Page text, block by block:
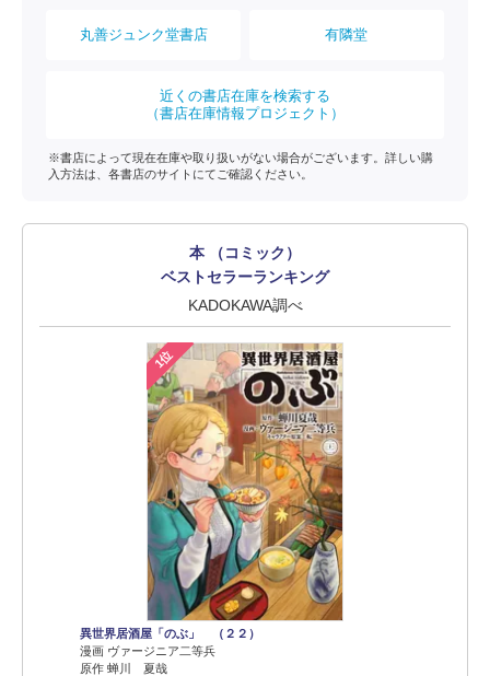
丸善ジュンク堂書店 有隣堂
近くの書店在庫を検索する
（書店在庫情報プロジェクト）
※書店によって現在在庫や取り扱いがない場合がございます。詳しい購
入方法は、各書店のサイトにてご確認ください。
本 （コミック）
ベストセラーランキング
KADOKAWA調べ
1位
異世界居酒屋「のぶ」 （２２）
漫画 ヴァージニア二等兵
原作 蝉川 夏哉